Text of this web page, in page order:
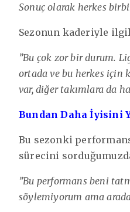
Sonuç olarak herkes
Sezonun kaderiyle
”Bu çok zor bir durum.
ortada ve bu herkes için
var, diğer takımlara da
Bundan Daha İyisini
Bu sezonki
sürecini
”Bu performans beni
söylemiyorum ama